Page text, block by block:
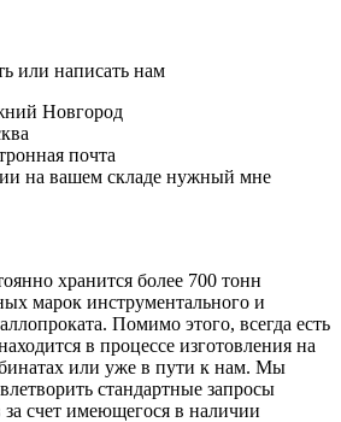
или написать нам
Новгород
почта
на вашем складе нужный мне
хранится более 700 тонн
марок инструментального и
Помимо этого, всегда есть
в процессе изготовления на
или уже в пути к нам. Мы
стандартные запросы
счет имеющегося в наличии